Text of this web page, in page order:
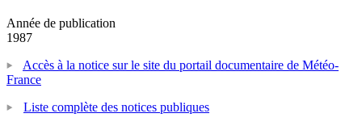
Année de publication
1987
Accès à la notice sur le site du portail documentaire de Météo-
France
Liste complète des notices publiques